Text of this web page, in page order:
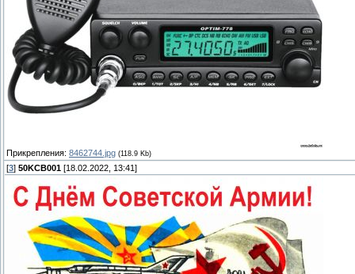
Прикрепления: 8462744.jpg (118.9 Kb)
[3] 50KCB001 [18.02.2022, 13:41]